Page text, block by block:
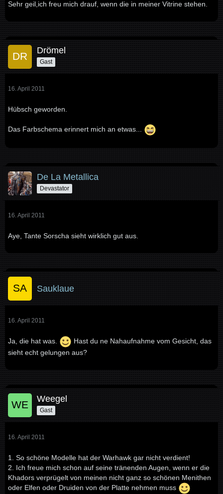
Sehr geil,ich freu mich drauf, wenn die in meiner Vitrine stehen.
Drömel
Gast
16. April 2011
Hübsch geworden.
Das Farbschema erinnert mich an etwas...
De La Metallica
Devastator
16. April 2011
Aye, Tante Sorscha sieht wirklich gut aus.
Sauklaue
16. April 2011
Ja, die hat was.
Hast du ne Nahaufnahme vom Gesicht, das
sieht echt gelungen aus?
Weegel
Gast
16. April 2011
1. So schöne Modelle hat der Warhawk gar nicht verdient!
2. Ich freue mich schon auf seine tränenden Augen, wenn er die
Khadors verprügelt von meinen nicht ganz so schönen Menithen
oder Elfen oder Druiden von der Platte nehmen muss